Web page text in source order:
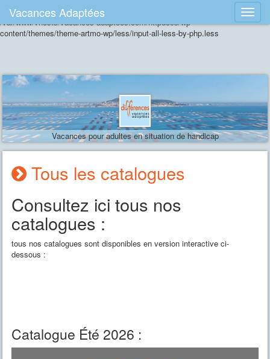
Erreur lors de la compilation du fichier CSS: load error: failed to find
/var/www/vhosts/vacances-adaptees.com/httpdocs/wp-
content/themes/theme-artmo-wp/less/input-all-less-by-php.less
Vacances Adaptées
Vacances pour adultes en situation de handicap
Tous les catalogues
Consultez ici tous nos
catalogues :
tous nos catalogues sont disponibles en version interactive ci-
dessous :
Catalogue Été 2026 :